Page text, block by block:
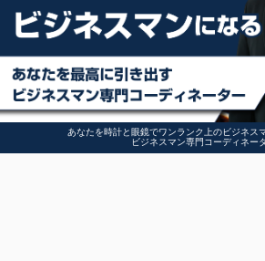
あなたを時計と眼鏡でワンランク上のビジネス
ビジネスマン専門コーディネー